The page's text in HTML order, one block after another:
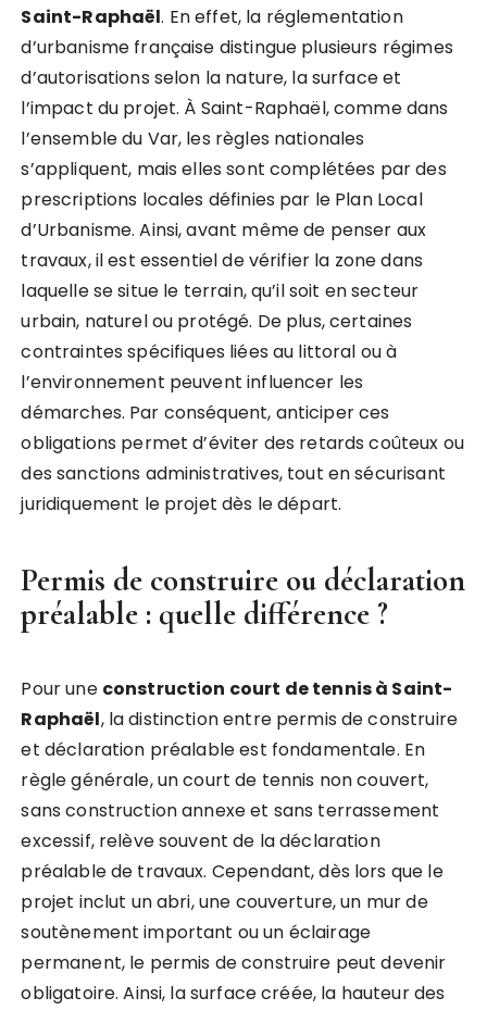
Saint-Raphaël. En effet, la réglementation
d’urbanisme française distingue plusieurs régimes
d’autorisations selon la nature, la surface et
l’impact du projet. À Saint-Raphaël, comme dans
l’ensemble du Var, les règles nationales
s’appliquent, mais elles sont complétées par des
prescriptions locales définies par le Plan Local
d’Urbanisme. Ainsi, avant même de penser aux
travaux, il est essentiel de vérifier la zone dans
laquelle se situe le terrain, qu’il soit en secteur
urbain, naturel ou protégé. De plus, certaines
contraintes spécifiques liées au littoral ou à
l’environnement peuvent influencer les
démarches. Par conséquent, anticiper ces
obligations permet d’éviter des retards coûteux ou
des sanctions administratives, tout en sécurisant
juridiquement le projet dès le départ.
Permis de construire ou déclaration
préalable : quelle différence ?
Pour une construction court de tennis à Saint-
Raphaël, la distinction entre permis de construire
et déclaration préalable est fondamentale. En
règle générale, un court de tennis non couvert,
sans construction annexe et sans terrassement
excessif, relève souvent de la déclaration
préalable de travaux. Cependant, dès lors que le
projet inclut un abri, une couverture, un mur de
soutènement important ou un éclairage
permanent, le permis de construire peut devenir
obligatoire. Ainsi, la surface créée, la hauteur des